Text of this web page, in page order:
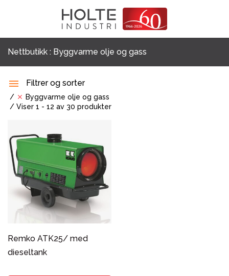
content
Nettbutikk : Byggvarme olje og gass
Filtrer og sorter
Byggvarme olje og gass
Viser 1 - 12 av 30 produkter
Lys
Varme & ventilasjon
Byggvarme olje og gass
Byggvarme elektrisk
Dieseltanker
Ventilasjon
Luftrensing
Tining og frostsikring
Tilbehør varme og ventilasjon
Bygghjelpemidler
Tøm filter
Remko ATK25/ med
dieseltank